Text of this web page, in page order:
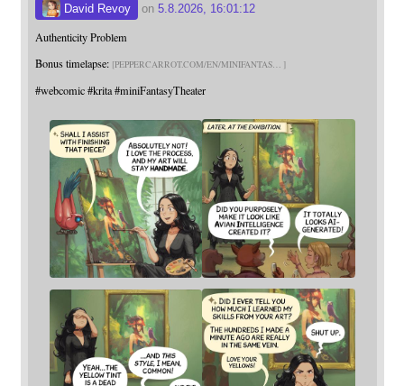
David Revoy on 5.8.2026, 16:01:12
Authenticity Problem
Bonus timelapse: PEPPERCARROT.COM/EN/MINIFANTAS
#webcomic #krita #miniFantasyTheater